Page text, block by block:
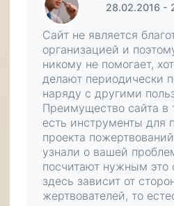
28.02.2016 -
Сайт не является
организацией и
никому не помогает,
делают периодически
наряду с другими
Преимущество сайта в
есть инструменты для
проекта
узнали о вашей
посчитают нужным это
здесь зависит от
жертвователей, то